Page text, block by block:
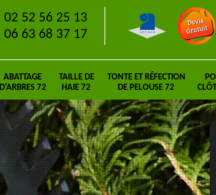
02 52 56 25 13
06 63 68 37 17
ABATTAGE
D'ARBRES 72
TAILLE DE
HAIE 72
TONTE ET RÉFECTION
DE PELOUSE 72